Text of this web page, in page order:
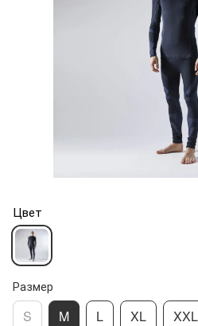
Цвет
Размер
S M L XL XXL